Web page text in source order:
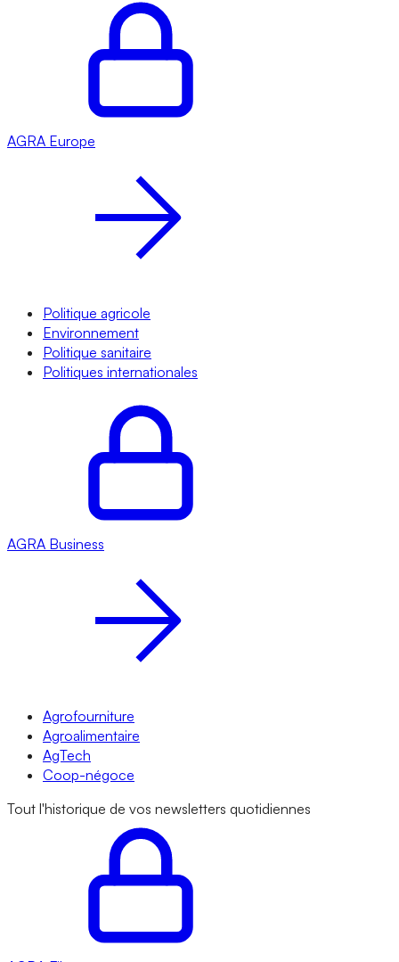
AGRA Europe
Politique agricole
Environnement
Politique sanitaire
Politiques internationales
AGRA Business
Agrofourniture
Agroalimentaire
AgTech
Coop-négoce
Tout l'historique de vos newsletters quotidiennes